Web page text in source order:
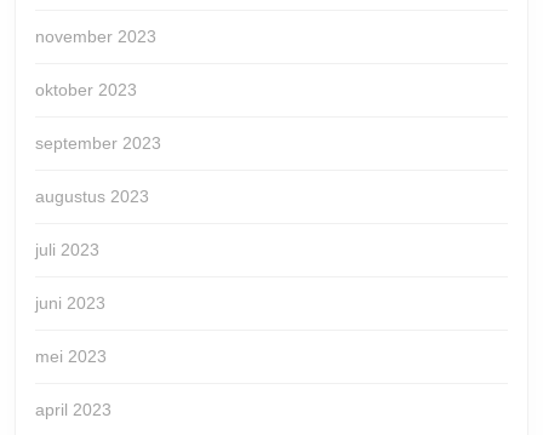
november 2023
oktober 2023
september 2023
augustus 2023
juli 2023
juni 2023
mei 2023
april 2023